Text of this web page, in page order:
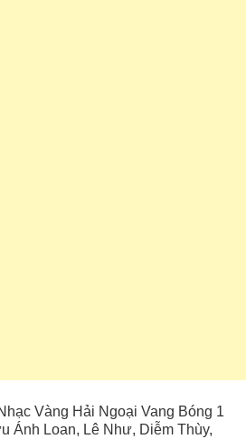
Vàng Hải Ngoại Vang Bóng 1
Ánh Loan, Lê Như, Diễm Thùy,